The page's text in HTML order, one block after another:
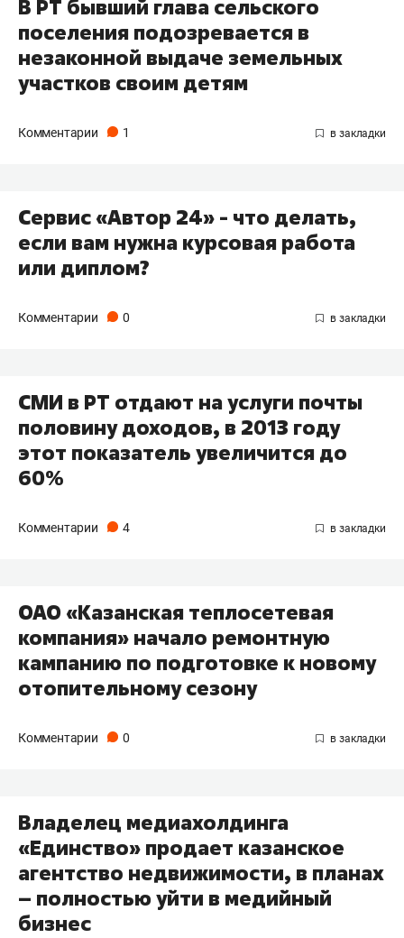
В РТ бывший глава сельского
поселения подозревается в
незаконной выдаче земельных
участков своим детям
Комментарии 1
Сервис «Автор 24» - что делать,
если вам нужна курсовая работа
или диплом?
Комментарии 0
СМИ в РТ отдают на услуги почты
половину доходов, в 2013 году
этот показатель увеличится до
60%
Комментарии 4
ОАО «Казанская теплосетевая
компания» начало ремонтную
кампанию по подготовке к новому
отопительному сезону
Комментарии 0
Владелец медиахолдинга
«Единство» продает казанское
агентство недвижимости, в планах
– полностью уйти в медийный
бизнес